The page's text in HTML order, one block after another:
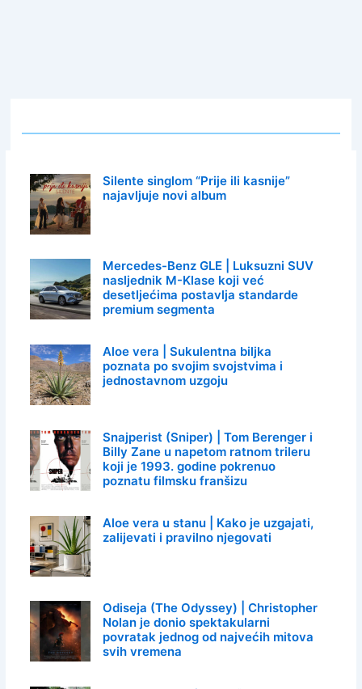
Silente singlom “Prije ili kasnije”
najavljuje novi album
Mercedes-Benz GLE | Luksuzni SUV
nasljednik M-Klase koji već
desetljećima postavlja standarde
premium segmenta
Aloe vera | Sukulentna biljka
poznata po svojim svojstvima i
jednostavnom uzgoju
Snajperist (Sniper) | Tom Berenger i
Billy Zane u napetom ratnom trileru
koji je 1993. godine pokrenuo
poznatu filmsku franšizu
Aloe vera u stanu | Kako je uzgajati,
zalijevati i pravilno njegovati
Odiseja (The Odyssey) | Christopher
Nolan je donio spektakularni
povratak jednog od najvećih mitova
svih vremena